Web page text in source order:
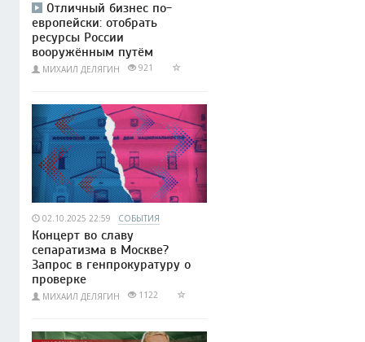
Отличный бизнес по-
европейски: отобрать
ресурсы России
вооружённым путём
МИХАИЛ ДЕЛЯГИН 921
02.10.2025 22:59 СОБЫТИЯ
Концерт во славу
сепаратизма в Москве?
Запрос в генпрокуратуру о
проверке
МИХАИЛ ДЕЛЯГИН 1122